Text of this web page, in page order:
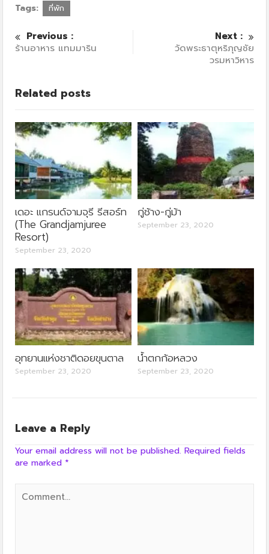
Tags: ที่พัก
Previous :
ร้านอาหาร แทมมาริน
Next :
วัดพระธาตุหริภุญชัย
วรมหาวิหาร
Related posts
เดอะ แกรนด์จามจุรี รีสอร์ท
(The Grandjamjuree
Resort)
September 23, 2020
กู่ช้าง-กู่ม้า
September 23, 2020
อุทยานแห่งชาติดอยขุนตาล
September 23, 2020
น้ำตกก้อหลวง
September 23, 2020
Leave a Reply
Your email address will not be published. Required fields
are marked *